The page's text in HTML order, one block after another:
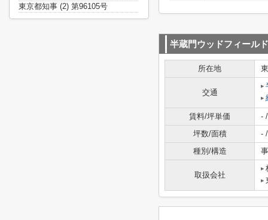
半蔵門ウッドフィールド
所在地
交通
賃料/坪単価
-
坪数/面積
-
種別/構造
取扱会社
東京都知事 (2) 第96105号